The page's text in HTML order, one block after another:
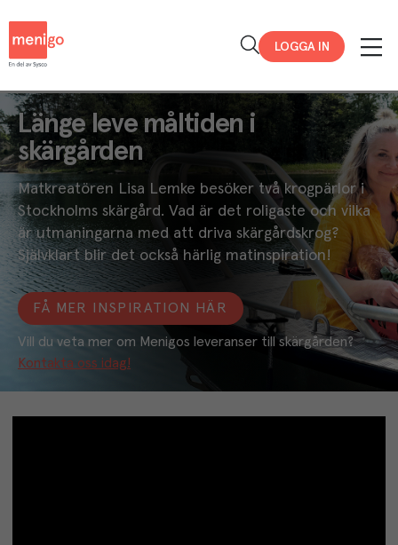
LOGGA IN
Länge leve måltiden i
skärgården
Matkreatören Lisa Lemke besöker två krogpärlor i
Stockholms skärgård. Vad är det roligaste och vilka
är utmaningarna med att driva skärgårdskrog?
Självklart blir det också härlig matinspiration!
FÅ MER INSPIRATION HÄR
Vill du veta mer om Menigos leveranser till skärgården?
Kontakta oss idag!